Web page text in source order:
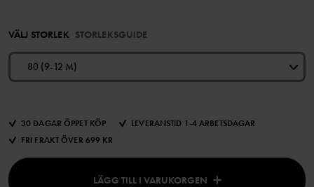
VÄLJ STORLEK STORLEKSGUIDE
80 (9-12 M)
30 DAGAR ÖPPET KÖP
LEVERANSTID 1-4 ARBETSDAGAR
FRI FRAKT ÖVER 699 KR
LÄGG TILL I VARUKORGEN